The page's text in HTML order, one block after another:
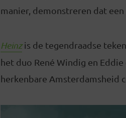
manier, demonstreren dat
Heinzis de tegendraadse
het duo René Windig en
herkenbare Amsterdamsheid